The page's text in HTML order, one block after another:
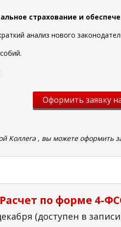
страхование и
анализ нового
Оформить заявку
Коллега , вы можете оформить
по форме 4-ФСС
(доступен в